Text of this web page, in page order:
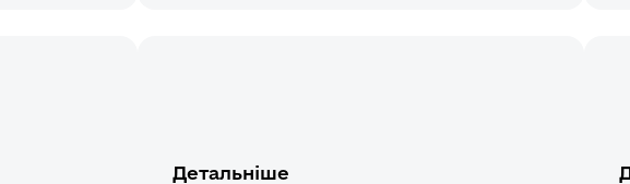
Детальніше